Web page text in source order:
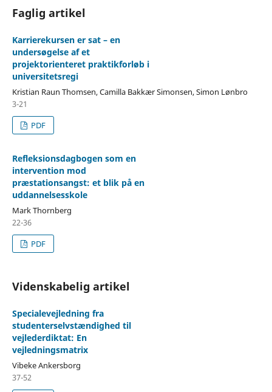
Faglig artikel
Karrierekursen er sat – en
undersøgelse af et
projektorienteret praktikforløb i
universitetsregi
Kristian Raun Thomsen, Camilla Bakkær Simonsen, Simon Lønbro
3-21
PDF
Refleksionsdagbogen som en
intervention mod
præstationsangst: et blik på en
uddannelsesskole
Mark Thornberg
22-36
PDF
Videnskabelig artikel
Specialevejledning fra
studenterselvstændighed til
vejlederdiktat: En
vejledningsmatrix
Vibeke Ankersborg
37-52